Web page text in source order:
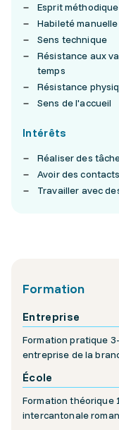
Esprit méthodique
Habileté manuelle
Sens technique
Résistance aux
temps
Résistance
Sens de l'accueil
Intérêts
Réaliser des
Avoir des
Travailler avec
Formation
Entreprise
Formation pratique
entreprise de la
École
Formation théorique
intercantonale